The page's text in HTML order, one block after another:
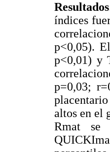
Resultados
índices
p<0,05).
p<0,01) y
p=0,03;
altos en el
Rmat se